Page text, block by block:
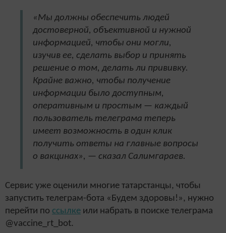
«Мы должны обеспечить людей
достоверной, объективной и нужной
информацией, чтобы они могли,
изучив ее, сделать выбор и принять
решение о том, делать ли прививку.
Крайне важно, чтобы получение
информации было доступным,
оперативным и простым — каждый
пользователь телеграма теперь
имеет возможность в один клик
получить ответы на главные вопросы
о вакцинах», — сказал Салимгараев.
Сервис уже оценили многие татарстанцы, чтобы
запустить телеграм-бота «Будем здоровы!», нужно
перейти по ссылке или набрать в поиске телеграма
@vaccine_rt_bot.